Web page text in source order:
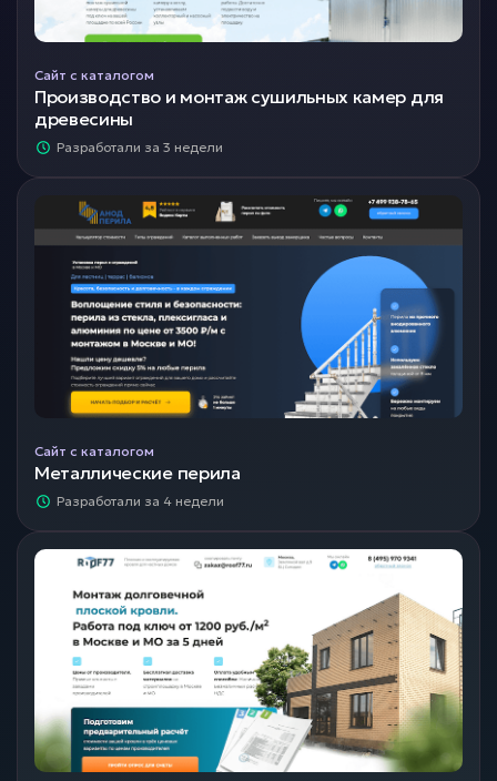
Сайт с каталогом
Производство и монтаж сушильных камер для
древесины
Разработали за 3 недели
Сайт с каталогом
Металлические перила
Разработали за 4 недели